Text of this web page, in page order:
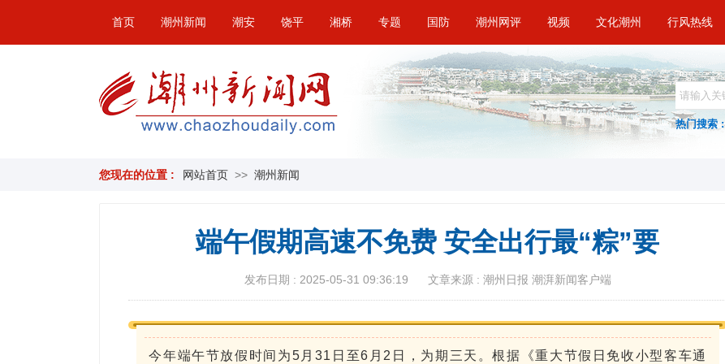
首页 潮州新闻 潮安 饶平 湘桥 专题 国防 潮州网评 视频 文化潮州 行风热线
热门搜索 :
您现在的位置 : 网站首页 >> 潮州新闻
端午假期高速不免费 安全出行最“粽”要
发布日期 : 2025-05-31 09:36:19 文章来源 : 潮州日报 潮湃新闻客户端
今年端午节放假时间为5月31日至6月2日，为期三天。根据《重大节假日免收小型客车通